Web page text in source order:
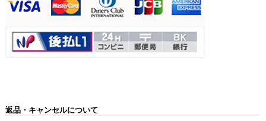
返品・キャンセルについて